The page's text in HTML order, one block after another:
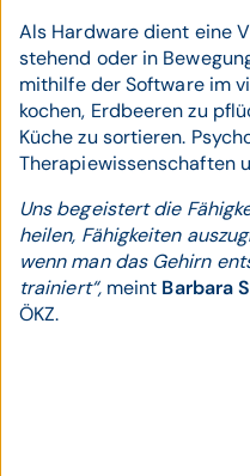
Als Hardware dient eine
stehend oder in
mithilfe der Software im
kochen, Erdbeeren zu
Küche zu sortieren.
Therapiewissenschaften
Uns begeistert die
heilen, Fähigkeiten
wenn man das Gehirn
trainiert“,meint Barbara
ÖKZ.